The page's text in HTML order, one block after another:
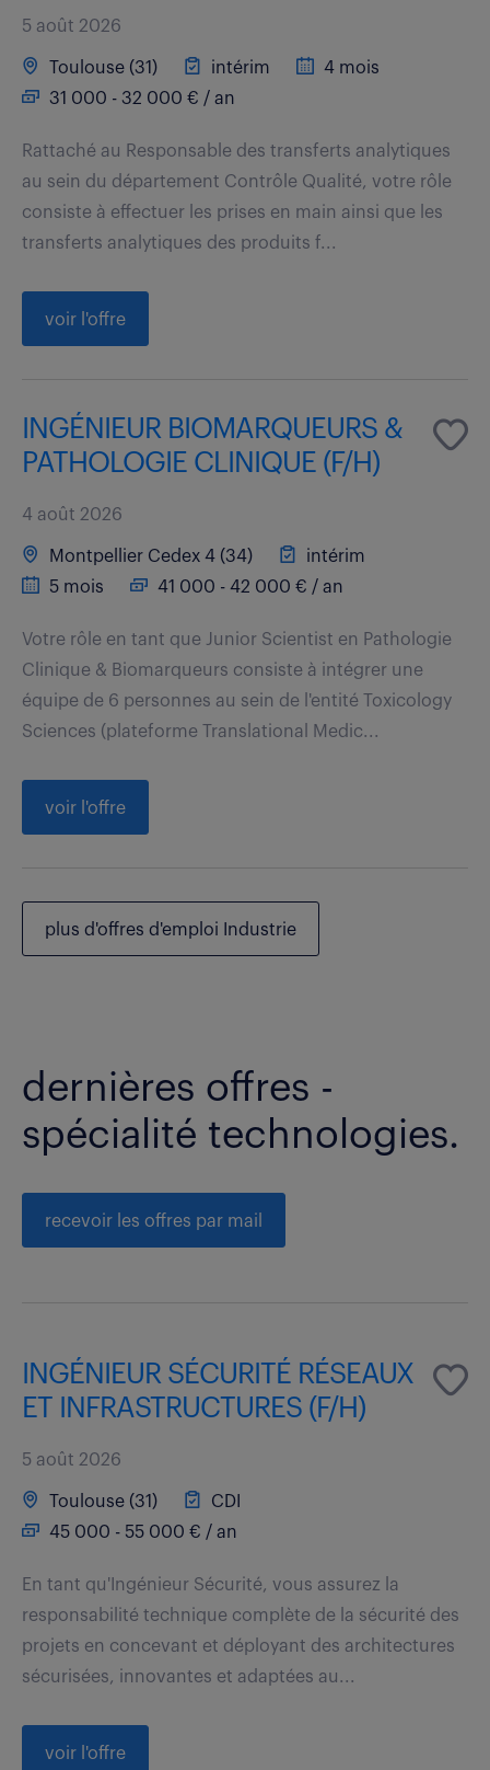
5 août 2026
Toulouse (31) intérim
4 mois
31 000 - 32 000 € / an
Rattaché au Responsable des transferts analytiques
au sein du département Contrôle Qualité, votre rôle
consiste à effectuer les prises en main ainsi que les
transferts analytiques des produits f...
voir l'offre
INGÉNIEUR BIOMARQUEURS &
PATHOLOGIE CLINIQUE (F/H)
4 août 2026
Montpellier Cedex 4 (34)
intérim
5 mois
41 000 - 42 000 € / an
Votre rôle en tant que Junior Scientist en Pathologie
Clinique & Biomarqueurs consiste à intégrer une
équipe de 6 personnes au sein de l'entité Toxicology
Sciences (plateforme Translational Medic...
voir l'offre
plus d'offres d'emploi Industrie
dernières offres -
spécialité technologies.
recevoir les offres par mail
INGÉNIEUR SÉCURITÉ RÉSEAUX
ET INFRASTRUCTURES (F/H)
5 août 2026
Toulouse (31)
CDI
45 000 - 55 000 € / an
En tant qu'Ingénieur Sécurité, vous assurez la
responsabilité technique complète de la sécurité des
projets en concevant et déployant des architectures
sécurisées, innovantes et adaptées au...
voir l'offre